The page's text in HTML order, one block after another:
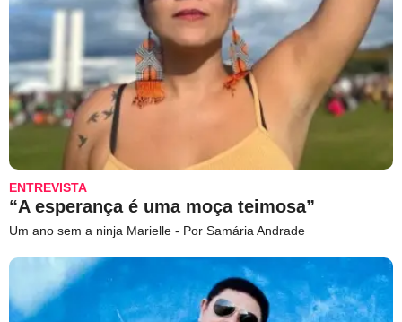
ENTREVISTA
“A esperança é uma moça teimosa”
Um ano sem a ninja Marielle - Por Samária Andrade